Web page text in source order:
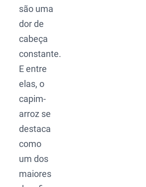
são uma
dor de
cabeça
constante.
E entre
elas, o
capim-
arroz se
destaca
como
um dos
maiores